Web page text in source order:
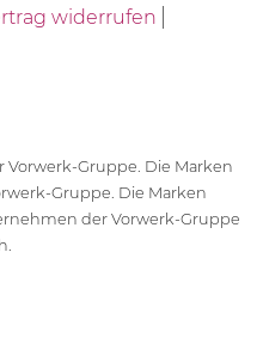
widerrufen
Gruppe. Die Marken
Gruppe. Die Marken
der Vorwerk-Gruppe